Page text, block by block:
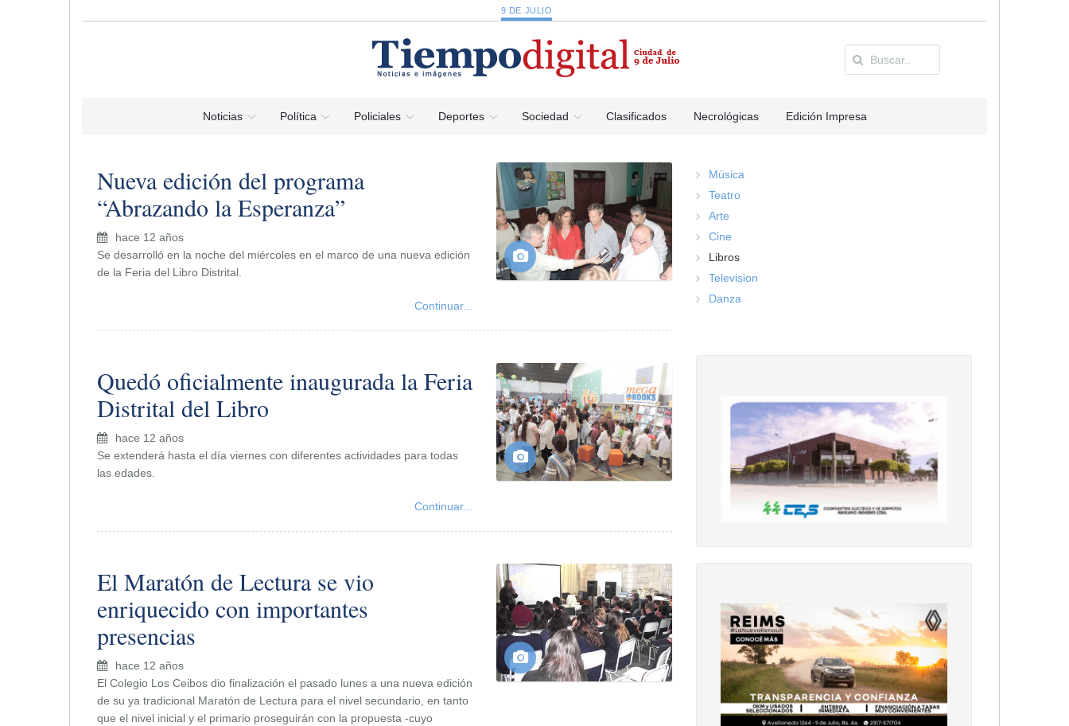
9 DE JULIO
Noticias Política Policiales Deportes Sociedad Clasificados Necrológicas Edición Impresa
Nueva edición del programa
“Abrazando la Esperanza”
hace 12 años
Se desarrolló en la noche del miércoles en el marco de una nueva edición
de la Feria del Libro Distrital.
Continuar...
Quedó oficialmente inaugurada la Feria
Distrital del Libro
hace 12 años
Se extenderá hasta el día viernes con diferentes actividades para todas
las edades.
Continuar...
El Maratón de Lectura se vio
enriquecido con importantes
presencias
hace 12 años
El Colegio Los Ceibos dio finalización el pasado lunes a una nueva edición
de su ya tradicional Maratón de Lectura para el nivel secundario, en tanto
que el nivel inicial y el primario proseguirán con la propuesta -cuyo
Música
Teatro
Arte
Cine
Libros
Television
Danza